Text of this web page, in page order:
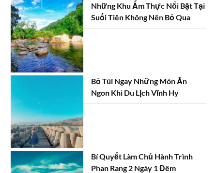
Những Khu Ẩm Thực Nổi Bật Tại
Suối Tiên Không Nên Bỏ Qua
Bỏ Túi Ngay Những Món Ăn
Ngon Khi Du Lịch Vĩnh Hy
Bí Quyết Làm Chủ Hành Trình
Phan Rang 2 Ngày 1 Đêm